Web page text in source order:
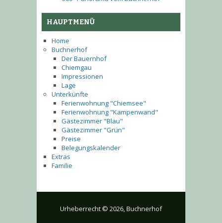
HAUPTMENÜ
Home
Buchnerhof
Der Bauernhof
Chiemgau
Impressionen
Lage
Unterkünfte
Ferienwohnung "Chiemsee"
Ferienwohnung "Kampenwand"
Gästezimmer "Blau"
Gästezimmer "Grün"
Preise
Belegungskalender
Extras
Familie
Urheberrecht © 2026, Buchnerhof